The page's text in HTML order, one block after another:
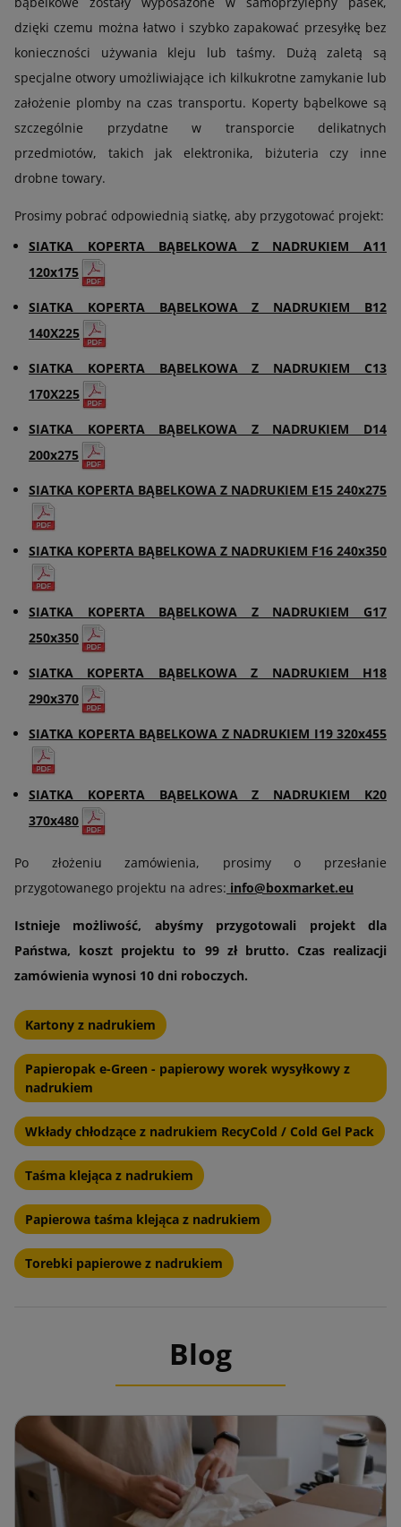
dzięki czemu można łatwo i szybko zapakować przesyłkę bez
konieczności używania kleju lub taśmy. Dużą zaletą są
specjalne otwory umożliwiające ich kilkukrotne zamykanie lub
założenie plomby na czas transportu. Koperty bąbelkowe są
szczególnie przydatne w transporcie delikatnych
przedmiotów, takich jak elektronika, biżuteria czy inne
drobne towary.
Prosimy pobrać odpowiednią siatkę, aby przygotować projekt:
SIATKA KOPERTA BĄBELKOWA Z NADRUKIEM A11
120x175
SIATKA KOPERTA BĄBELKOWA Z NADRUKIEM B12
140X225
SIATKA KOPERTA BĄBELKOWA Z NADRUKIEM C13
170X225
SIATKA KOPERTA BĄBELKOWA Z NADRUKIEM D14
200x275
SIATKA KOPERTA BĄBELKOWA Z NADRUKIEM E15 240x275
SIATKA KOPERTA BĄBELKOWA Z NADRUKIEM F16 240x350
SIATKA KOPERTA BĄBELKOWA Z NADRUKIEM G17
250x350
SIATKA KOPERTA BĄBELKOWA Z NADRUKIEM H18
290x370
SIATKA KOPERTA BĄBELKOWA Z NADRUKIEM I19 320x455
SIATKA KOPERTA BĄBELKOWA Z NADRUKIEM K20
370x480
Po złożeniu zamówienia, prosimy o przesłanie
przygotowanego projektu na adres: info@boxmarket.eu
Istnieje możliwość, abyśmy przygotowali projekt dla
Państwa, koszt projektu to 99 zł brutto. Czas realizacji
zamówienia wynosi 10 dni roboczych.
Kartony z nadrukiem
Papieropak e-Green - papierowy worek wysyłkowy z
nadrukiem
Wkłady chłodzące z nadrukiem RecyCold / Cold Gel Pack
Taśma klejąca z nadrukiem
Papierowa taśma klejąca z nadrukiem
Torebki papierowe z nadrukiem
Blog